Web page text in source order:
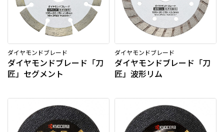
ダイヤモンドブレード
ダイヤモンドブレード「刀
匠」セグメント
ダイヤモンドブレード
ダイヤモンドブレード「刀
匠」波形リム